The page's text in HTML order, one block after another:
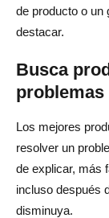
de producto o un
destacar.
Busca
problemas
Los mejores
resolver un
de explicar, más
incluso después
disminuya.